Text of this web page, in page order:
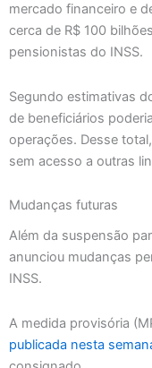
mercado financeiro e
cerca de R$ 100
pensionistas do INSS.
Segundo estimativas
de beneficiários
operações. Desse
sem acesso a outras
Mudanças futuras
Além da suspensão
anunciou mudanças
INSS.
A medida provisória
publicada nesta